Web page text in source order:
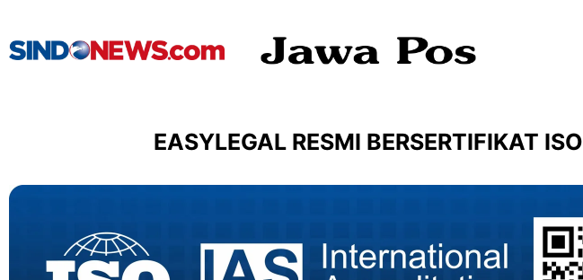
EASYLEGAL RESMI BERSERTIFIKAT ISO